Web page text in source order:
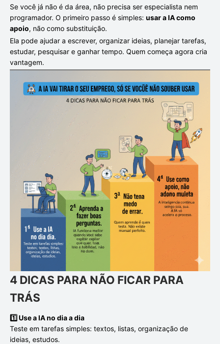
Se você já não é da área, não precisa ser especialista nem
programador. O primeiro passo é simples: usar a IA como
apoio, não como substituição.
Ela pode ajudar a escrever, organizar ideias, planejar tarefas,
estudar, pesquisar e ganhar tempo. Quem começa agora cria
vantagem.
4 DICAS PARA NÃO FICAR PARA
TRÁS
1️⃣ Use a IA no dia a dia
Teste em tarefas simples: textos, listas, organização de
ideias, estudos.